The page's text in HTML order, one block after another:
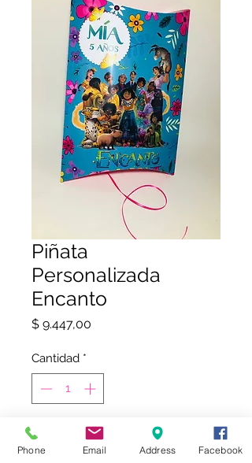
Piñata
Personalizada
Encanto
$ 9.447,00
Cantidad *
COMPRAR
Phone Email Address Facebook